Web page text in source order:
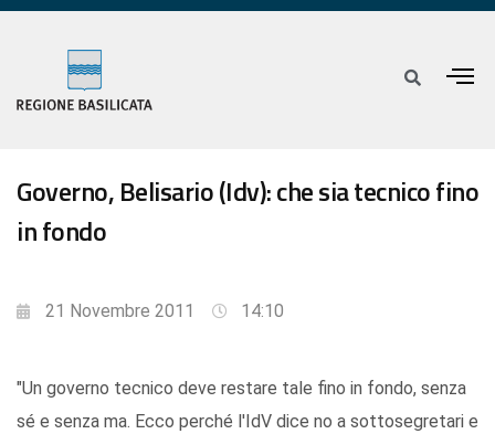
Governo, Belisario (Idv): che sia tecnico fino
in fondo
21 Novembre 2011 14:10
"Un governo tecnico deve restare tale fino in fondo, senza
sé e senza ma. Ecco perché l'IdV dice no a sottosegretari e